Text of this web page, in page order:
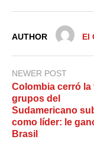
AUTHOR El
NEWER POST
Colombia cerró la
grupos del
Sudamericano
como líder: le
Brasil